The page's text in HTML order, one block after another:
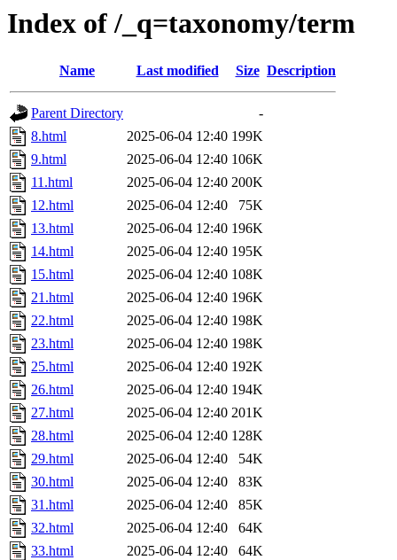
Index of /_q=taxonomy/term
Name Last modified Size Description
Parent Directory
-
8.html
2025-06-04 12:40 199K
9.html
2025-06-04 12:40 106K
11.html
2025-06-04 12:40 200K
12.html
2025-06-04 12:40
75K
13.html
2025-06-04 12:40 196K
14.html
2025-06-04 12:40 195K
15.html
2025-06-04 12:40 108K
21.html
2025-06-04 12:40 196K
22.html
2025-06-04 12:40 198K
23.html
2025-06-04 12:40 198K
25.html
2025-06-04 12:40 192K
26.html
2025-06-04 12:40 194K
27.html
2025-06-04 12:40 201K
28.html
2025-06-04 12:40 128K
29.html
2025-06-04 12:40
54K
30.html
2025-06-04 12:40
83K
31.html
2025-06-04 12:40
85K
32.html
2025-06-04 12:40
64K
33.html
2025-06-04 12:40
64K